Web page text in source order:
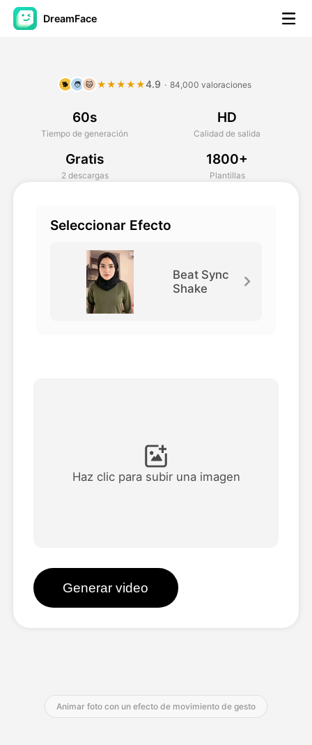
DreamFace
Avatar Video
Video de IA
Foto AI
Ver todas las plantillas
Blog
🐕 🧑 🐱 ★★★★★4.9 · 84,000 valoraciones
60s
Tiempo de generación
HD
Calidad de salida
Gratis
2 descargas
1800+
Plantillas
Seleccionar Efecto
Beat Sync
Shake
Haz clic para subir una imagen
Generar video
Animar foto con un efecto de movimiento de gesto